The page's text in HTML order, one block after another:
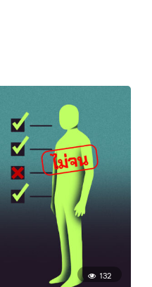
132